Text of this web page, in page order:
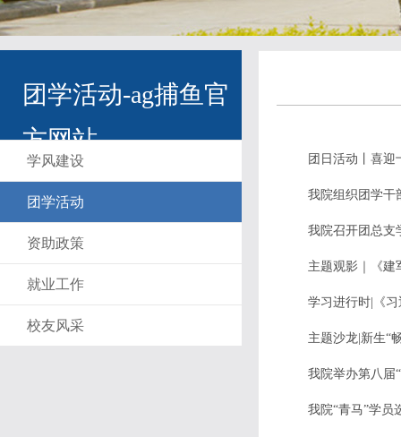
团学活动-ag捕鱼官
方网站
学风建设
团学活动
资助政策
就业工作
校友风采
团日活动丨喜迎
我院组织团学干
我院召开团总支
主题观影｜《建
学习进行时|《
主题沙龙|新生“
我院举办第八届
我院“青马”学员